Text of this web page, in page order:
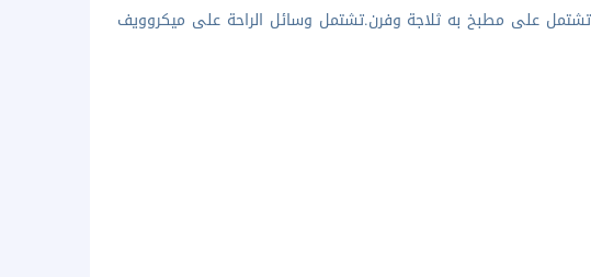
على مطبخ به ثلاجة وفرن.تشتمل وسائل الراحة على ميكروويف